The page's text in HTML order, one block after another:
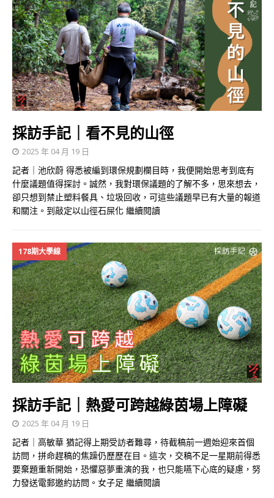
採訪手記｜看不見的山徑
2025 年 04 月 19 日
記者｜池欣蔚 得悉被編到環保規劃欄目時，我便開始思考到底有
什麼議題值得探討。誠然，我對環保議題的了解不多，思來想去，
卻只想到禁止塑料餐具、垃圾回收，可這些議題早已有大量的報道
和關注。到敲定以山徑石屎化 繼續閱讀
178期大學線
採訪手記｜熱愛可跨越綠茵場上障礙
2025 年 04 月 19 日
記者｜高敏華 猶記得上期受訪者難尋，待截稿前一週始迎來首個
訪問，拼命趕稿的焦躁仍歷歷在目。這次，交稿不足一星期前得悉
要棄題重新開始，恐懼惡夢重演的我，也只能嚥下心底的疑慮，努
力發送電郵邀約訪問。女子足 繼續閱讀